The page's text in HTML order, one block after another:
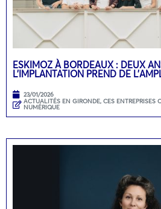
ESKIMOZ À BORDEAUX : DEUX
L’IMPLANTATION PREND DE
23/01/2026
ACTUALITÉS EN GIRONDE, CES ENTREPRISES
NUMÉRIQUE